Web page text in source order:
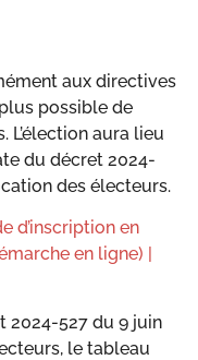
aux directives
possible de
L’élection aura lieu
du décret 2024-
des électeurs.
d’inscription en
en ligne) |
2024-527 du 9 juin
le tableau